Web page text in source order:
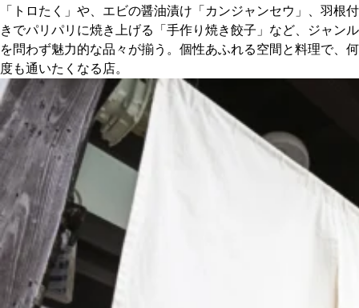
「トロたく」や、エビの醤油漬け「カンジャンセウ」、羽根付
きでパリパリに焼き上げる「手作り焼き餃子」など、ジャンル
を問わず魅力的な品々が揃う。個性あふれる空間と料理で、何
度も通いたくなる店。